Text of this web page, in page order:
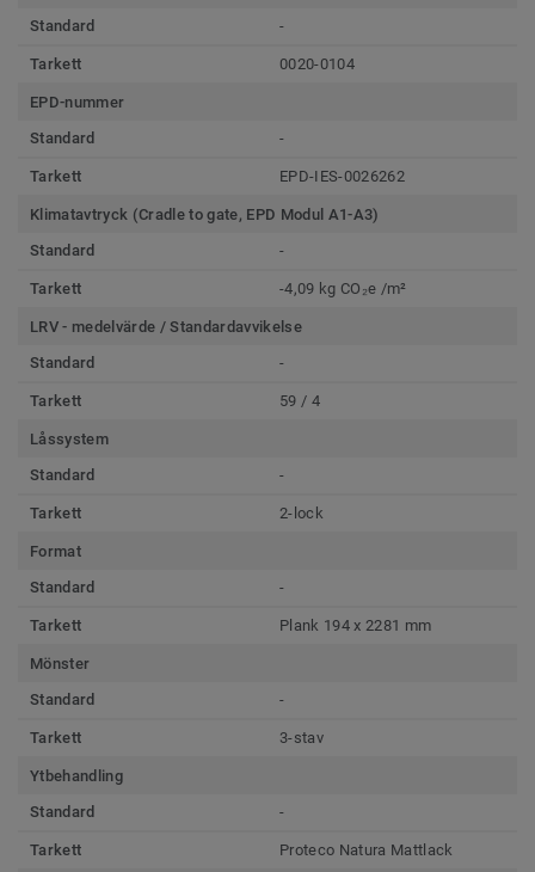
Standard
-
Tarkett 0020-0104
EPD-nummer
Standard
-
Tarkett EPD-IES-0026262
Klimatavtryck (Cradle to gate, EPD Modul A1-A3)
Standard
-
Tarkett -4,09 kg CO₂e /m²
LRV - medelvärde / Standardavvikelse
Standard
-
Tarkett 59 / 4
Låssystem
Standard
-
Tarkett 2-lock
Format
Standard
-
Tarkett Plank 194 x 2281 mm
Mönster
Standard
-
Tarkett 3-stav
Ytbehandling
Standard
-
Tarkett Proteco Natura Mattlack